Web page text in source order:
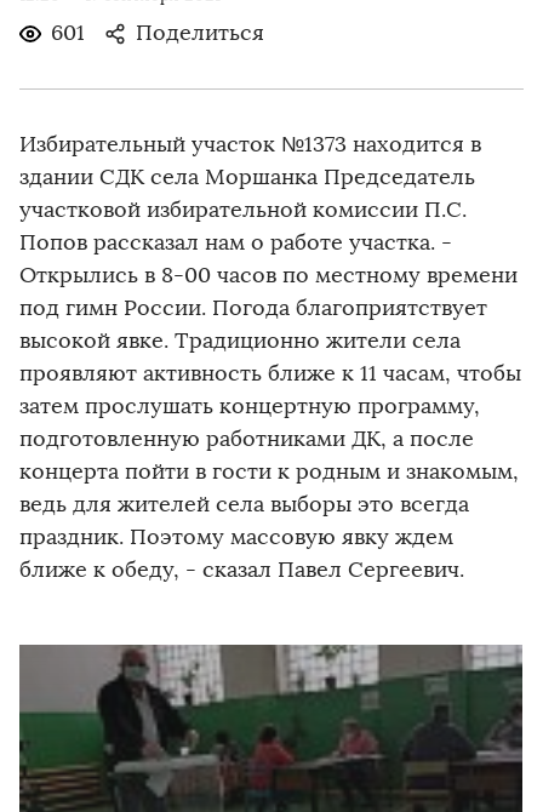
601 Поделиться
Избирательный участок №1373 находится в
здании СДК села Моршанка Председатель
участковой избирательной комиссии П.С.
Попов рассказал нам о работе участка. -
Открылись в 8-00 часов по местному времени
под гимн России. Погода благоприятствует
высокой явке. Традиционно жители села
проявляют активность ближе к 11 часам, чтобы
затем прослушать концертную программу,
подготовленную работниками ДК, а после
концерта пойти в гости к родным и знакомым,
ведь для жителей села выборы это всегда
праздник. Поэтому массовую явку ждем
ближе к обеду, - сказал Павел Сергеевич.